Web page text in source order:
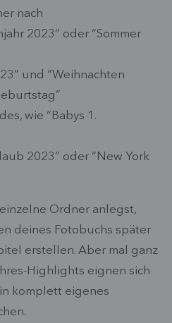
nach
2023” oder “Sommer
und “Weihnachten
wie “Babys 1.
2023” oder “New York
Ordner anlegst,
deines Fotobuchs später
erstellen. Aber mal ganz
Highlights eignen sich
komplett eigenes